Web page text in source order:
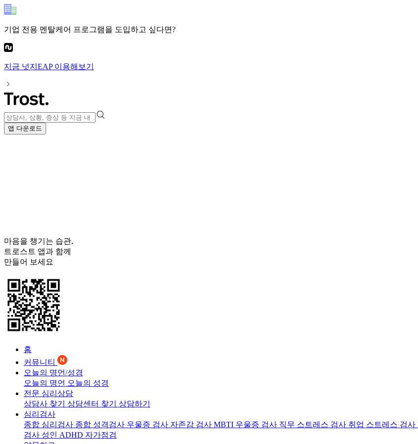
기업 전용 멘탈케어 프로그램을 도입하고 싶다면?
지금 넛지EAP이용해보기
앱 다운로드
마음을 챙기는 습관,
트로스트 앱과 함께
만들어 보세요
홈
커뮤니티
오늘의 명언/성경
오늘의 명언 오늘의 성경
전문 심리상담
상담사 찾기 상담센터 찾기 상담하기
심리검사
종합 심리검사 종합 성격검사 우울증 검사 자존감 검사 MBTI 우울증 검사 직무 스트레스 검사 취업 스트레스 검사
검사 성인 ADHD 자가점검